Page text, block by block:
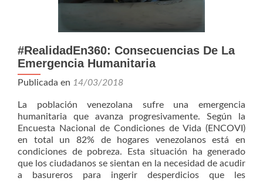
#RealidadEn360: Consecuencias De La
Emergencia Humanitaria
Publicada en 14/03/2018
La población venezolana sufre una emergencia
humanitaria que avanza progresivamente. Según la
Encuesta Nacional de Condiciones de Vida (ENCOVI)
en total un 82% de hogares venezolanos está en
condiciones de pobreza. Esta situación ha generado
que los ciudadanos se sientan en la necesidad de acudir
a basureros para ingerir desperdicios que les